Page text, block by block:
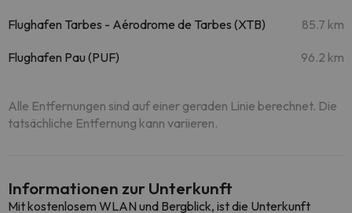
Flughafen Tarbes - Aérodrome de Tarbes (XTB) 85.7 km
Flughafen Pau (PUF) 96.2 km
Alle Entfernungen sind auf einer geraden Linie berechnet. Die
tatsächliche Entfernung kann variieren.
Informationen zur Unterkunft
Mit kostenlosem WLAN und Bergblick, ist die Unterkunft